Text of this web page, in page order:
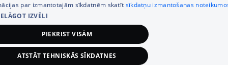
par izmantotajām sīkdatnēm skatīt sīkdatņu izmantošanas
IZVĒLI
PIEKRIST VISĀM
ATSTĀT TEHNISKĀS SĪKDATNES